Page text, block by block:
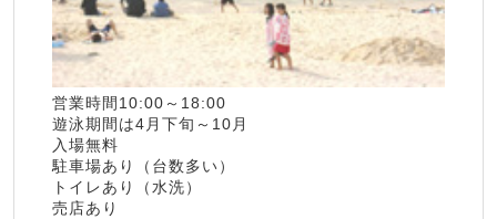
営業時間10:00～18:00
遊泳期間は4月下旬～10月
入場無料
駐車場あり（台数多い）
トイレあり（水洗）
売店あり